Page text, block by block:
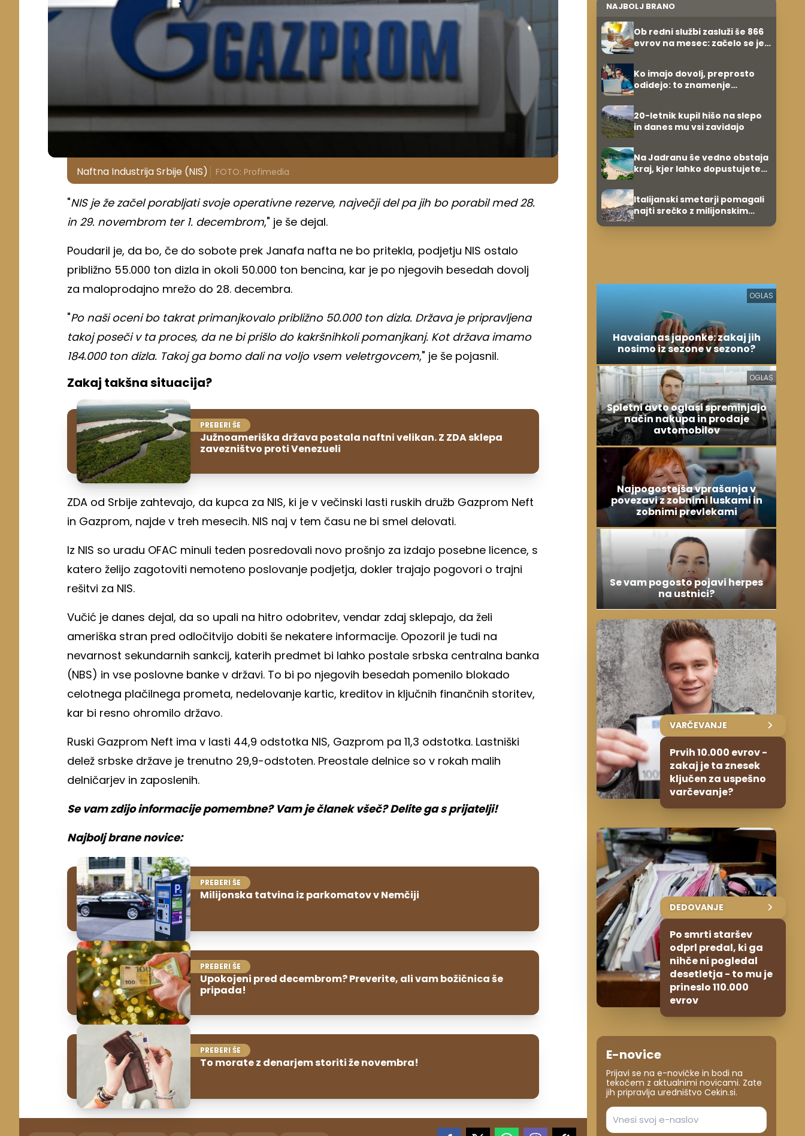
Naftna Industrija Srbije (NIS) FOTO: Profimedia
"NIS je že začel porabljati svoje operativne rezerve, največji del pa jih bo porabil med 28.
in 29. novembrom ter 1. decembrom," je še dejal.
Poudaril je, da bo, če do sobote prek Janafa nafta ne bo pritekla, podjetju NIS ostalo
približno 55.000 ton dizla in okoli 50.000 ton bencina, kar je po njegovih besedah dovolj
za maloprodajno mrežo do 28. decembra.
"Po naši oceni bo takrat primanjkovalo približno 50.000 ton dizla. Država je pripravljena
takoj poseči v ta proces, da ne bi prišlo do kakršnihkoli pomanjkanj. Kot država imamo
184.000 ton dizla. Takoj ga bomo dali na voljo vsem veletrgovcem," je še pojasnil.
Zakaj takšna situacija?
PREBERI ŠE
Južnoameriška država postala naftni velikan. Z ZDA sklepa
zavezništvo proti Venezueli
ZDA od Srbije zahtevajo, da kupca za NIS, ki je v večinski lasti ruskih družb Gazprom Neft
in Gazprom, najde v treh mesecih. NIS naj v tem času ne bi smel delovati.
Iz NIS so uradu OFAC minuli teden posredovali novo prošnjo za izdajo posebne licence, s
katero želijo zagotoviti nemoteno poslovanje podjetja, dokler trajajo pogovori o trajni
rešitvi za NIS.
Vučić je danes dejal, da so upali na hitro odobritev, vendar zdaj sklepajo, da želi
ameriška stran pred odločitvijo dobiti še nekatere informacije. Opozoril je tudi na
nevarnost sekundarnih sankcij, katerih predmet bi lahko postale srbska centralna banka
(NBS) in vse poslovne banke v državi. To bi po njegovih besedah pomenilo blokado
celotnega plačilnega prometa, nedelovanje kartic, kreditov in ključnih finančnih storitev,
kar bi resno ohromilo državo.
Ruski Gazprom Neft ima v lasti 44,9 odstotka NIS, Gazprom pa 11,3 odstotka. Lastniški
delež srbske države je trenutno 29,9-odstoten. Preostale delnice so v rokah malih
delničarjev in zaposlenih.
Se vam zdijo informacije pomembne? Vam je članek všeč? Delite ga s prijatelji!
Najbolj brane novice:
PREBERI ŠE
Milijonska tatvina iz parkomatov v Nemčiji
PREBERI ŠE
Upokojeni pred decembrom? Preverite, ali vam božičnica še
pripada!
PREBERI ŠE
To morate z denarjem storiti že novembra!
NAJBOLJ BRANO
Ob redni službi zasluži še 866
evrov na mesec: začelo se je
Ko imajo dovolj, preprosto
odidejo: to znamenje
20-letnik kupil hišo na slepo
in danes mu vsi zavidajo
Na Jadranu še vedno obstaja
kraj, kjer lahko dopustujete
Italijanski smetarji pomagali
najti srečko z milijonskim
OGLAS
Havaianas japonke: zakaj jih
nosimo iz sezone v sezono?
OGLAS
Spletni avto oglasi spreminjajo
način nakupa in prodaje
avtomobilov
Najpogostejša vprašanja v
povezavi z zobnimi luskami in
zobnimi prevlekami
Se vam pogosto pojavi herpes
na ustnici?
VARČEVANJE
Prvih 10.000 evrov -
zakaj je ta znesek
ključen za uspešno
varčevanje?
DEDOVANJE
Po smrti staršev
odprl predal, ki ga
nihče ni pogledal
desetletja - to mu je
prineslo 110.000
evrov
E-novice
Prijavi se na e-novičke in bodi na
tekočem z aktualnimi novicami. Zate
jih pripravlja uredništvo Cekin.si.